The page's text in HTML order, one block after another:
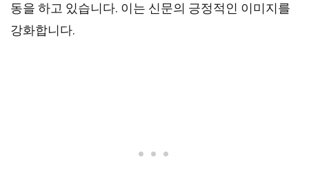
동을 하고 있습니다. 이는 신문의 긍정적인 이미지를
강화합니다.